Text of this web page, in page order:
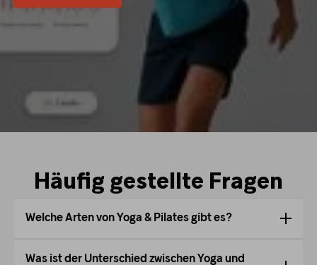
Häufig gestellte Fragen
Welche Arten von Yoga & Pilates gibt es?
Was ist der Unterschied zwischen Yoga und